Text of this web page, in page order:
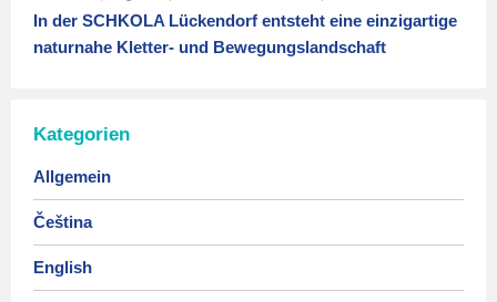
In der SCHKOLA Lückendorf entsteht eine einzigartige
naturnahe Kletter- und Bewegungslandschaft
Kategorien
Allgemein
Čeština
English